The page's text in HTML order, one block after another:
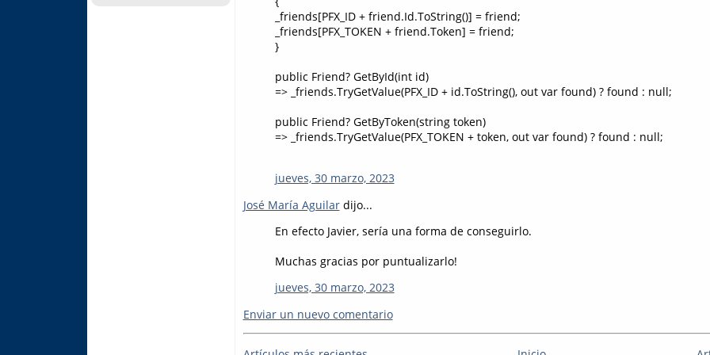
_friends[PFX_ID + friend.Id.ToString()] = friend;
_friends[PFX_TOKEN + friend.Token] = friend;
}
public Friend? GetById(int id)
=> _friends.TryGetValue(PFX_ID + id.ToString(), out var found) ? found : null;
public Friend? GetByToken(string token)
=> _friends.TryGetValue(PFX_TOKEN + token, out var found) ? found : null;
jueves, 30 marzo, 2023
José María Aguilardijo...
En efecto Javier, sería una forma de conseguirlo.
Muchas gracias por puntualizarlo!
jueves, 30 marzo, 2023
Enviar un nuevo comentario